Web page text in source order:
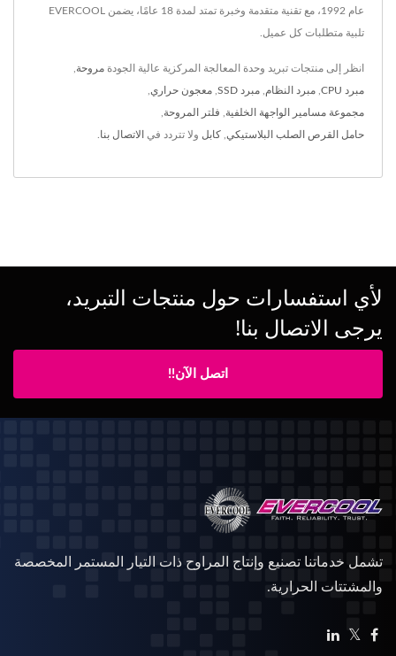
عام 1992، مع تقنية متقدمة وخبرة تمتد لمدة 18 عامًا، يضمن EVERCOOL
تلبية متطلبات كل عميل.
انظر إلى منتجات تبريد وحدة المعالجة المركزية عالية الجودة مروحة
مبرد CPU مبرد النظام مبرد SSD معجون حراري
مجموعة مسامير الواجهة الخلفية فلتر المروحة
حامل القرص الصلب البلاستيكي كابل ولا تتردد في الاتصال بنا
لأي استفسارات حول منتجات التبريد،
يرجى الاتصال بنا!
اتصل الآن!!
تشمل خدماتنا تصنيع وإنتاج المراوح ذات التيار المستمر المخصصة
والمشتتات الحرارية.